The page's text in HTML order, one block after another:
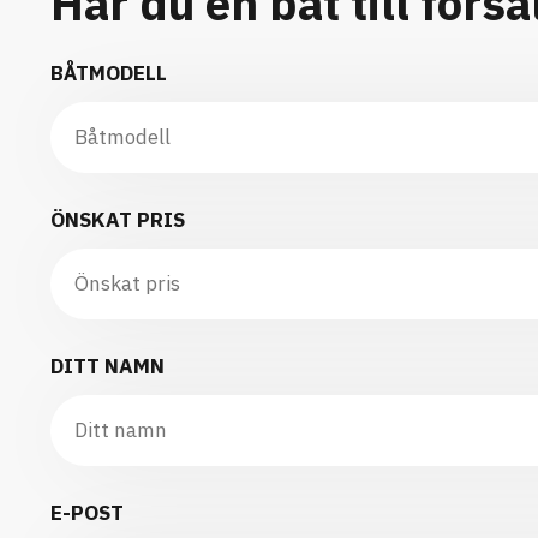
BÅTMODELL
ÖNSKAT PRIS
DITT NAMN
E-POST